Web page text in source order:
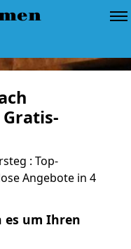
: Top-
Angebote in 4
es um Ihren